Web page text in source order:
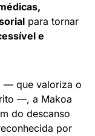
para tornar
e
— que valoriza o
—, a Makoa
do descanso
por